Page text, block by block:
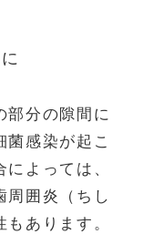
部分の隙間に
菌感染が起こ
よっては、
周囲炎（ちし
あります。